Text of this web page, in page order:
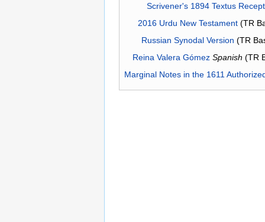
Scrivener's 1894 Textus
2016 Urdu New Testament(TR
Russian Synodal Version (TR
Reina Valera Gómez Spanish (TR
Marginal Notes in the 1611